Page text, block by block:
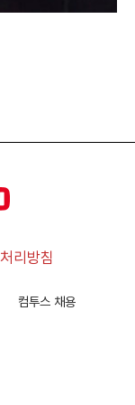
리방침
컴투스 채용